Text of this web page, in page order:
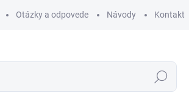
Otázky a odpovede Návody Kontakt
Hľadať